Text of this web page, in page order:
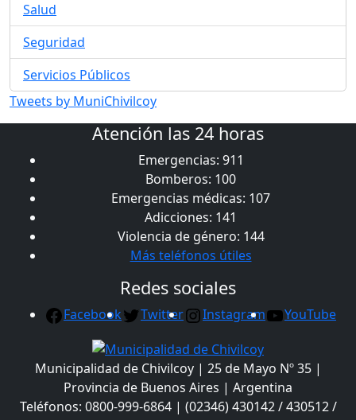
Salud
Seguridad
Servicios Públicos
Tweets by MuniChivilcoy
Atención las 24 horas
Emergencias: 911
Bomberos: 100
Emergencias médicas: 107
Adicciones: 141
Violencia de género: 144
Más teléfonos útiles
Redes sociales
Facebook Twitter Instagram YouTube
Municipalidad de Chivilcoy | 25 de Mayo Nº 35 |
Provincia de Buenos Aires | Argentina
Teléfonos: 0800-999-6864 | (02346) 430142 / 430512 /